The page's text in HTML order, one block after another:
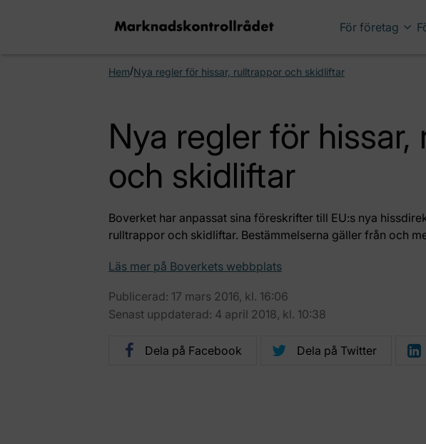
För företag
Hem/Nya regler för hissar, rulltrappor och skidliftar
Nya regler för hissar,
och skidliftar
Boverket har anpassat sina föreskrifter till EU:s nya
rulltrappor och skidliftar. Bestämmelserna gäller från och
Läs mer på Boverkets webbplats
Publicerad: 17 mars 2016, kl. 16:06
Senast uppdaterad: 4 april 2018, kl. 10:38
Dela på Facebook Dela på Twitter